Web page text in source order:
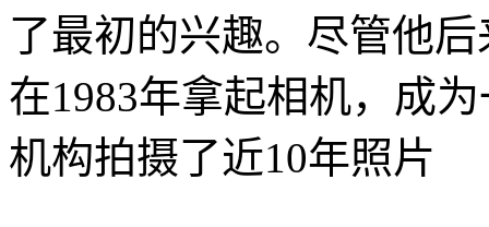
了最初的兴趣。尽管他
在1983年拿起相机，成
机构拍摄了近10年照片